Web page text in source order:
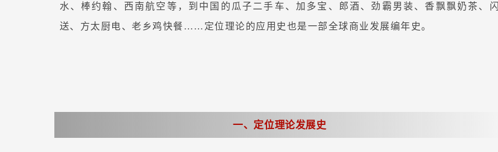
水、棒约翰、西南航空等，到中国的瓜子二手车、加多宝、郎酒、劲霸男装、香飘飘奶茶、闪
送、方太厨电、老乡鸡快餐……定位理论的应用史也是一部全球商业发展编年史。
一、定位理论发展史